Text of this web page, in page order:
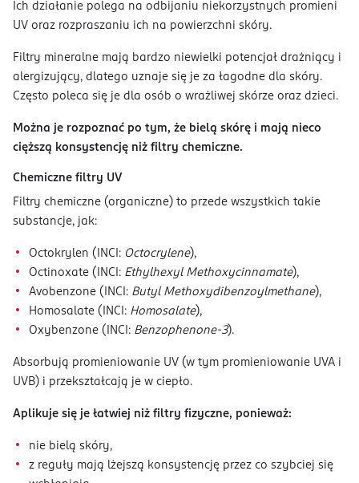
Ich działanie polega na odbijaniu niekorzystnych promieni
UV oraz rozpraszaniu ich na powierzchni skóry.
Filtry mineralne mają bardzo niewielki potencjał drażniący i
alergizujący, dlatego uznaje się je za łagodne dla skóry.
Często poleca się je dla osób o wrażliwej skórze oraz dzieci.
Można je rozpoznać po tym, że bielą skórę i mają nieco
cięższą konsystencję niż filtry chemiczne.
Chemiczne filtry UV
Filtry chemiczne (organiczne) to przede wszystkich takie
substancje, jak:
Octokrylen (INCI: Octocrylene),
Octinoxate (INCI: Ethylhexyl Methoxycinnamate),
Avobenzone (INCI: Butyl Methoxydibenzoylmethane),
Homosalate (INCI: Homosalate),
Oxybenzone (INCI: Benzophenone-3).
Absorbują promieniowanie UV (w tym promieniowanie UVA i
UVB) i przekształcają je w ciepło.
Aplikuje się je łatwiej niż filtry fizyczne, ponieważ:
nie bielą skóry,
z reguły mają lżejszą konsystencję przez co szybciej się